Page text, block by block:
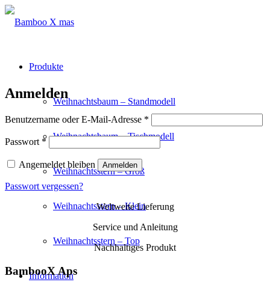
Produkte
Weihnachtsbaum – Standmodell
Weihnachtsbaum – Tischmodell
Weihnachtsstern – Groß
Weihnachtsstern – Klein
Weihnachtsstern – Top
Information
Anmelden
Benutzername oder E-Mail-Adresse *
Passwort *Erforderlich
Angemeldet bleiben Anmelden
Passwort vergessen?
Weltweite Lieferung
Service und Anleitung
Nachhaltiges Produkt
BambooX Aps